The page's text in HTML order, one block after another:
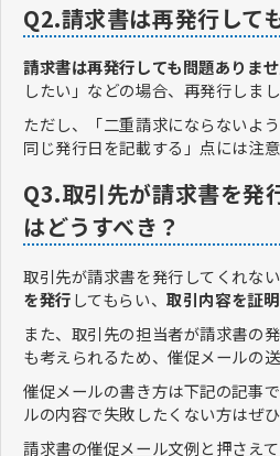
Q2.請求書は再発行して
請求書は再発行しても問題ありま
したい」などの場合、再発行しまし
ただし、「二重請求にならないよ
同じ発行日を記載する」点には注意
Q3.取引先が請求書を発
はどうすべき？
取引先が請求書を発行してくれな
を発行してもらい、取引内容を証明
また、取引先の担当者が請求書の
も考えられるため、催促メールの
催促メールの書き方は下記の記事
ルの内容で失敗したくない方はぜ
請求書の催促メール文例と押さえ